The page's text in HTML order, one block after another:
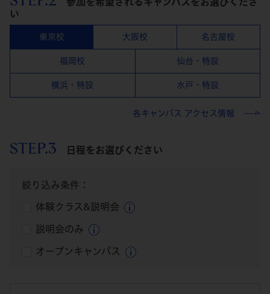
い
各キャンパス アクセス情報
東京校 大阪校 名古屋校
福岡校 仙台・特設
横浜・特設 水戸・特設
STEP.3 日程をお選びください
絞り込み条件：
体験クラス&説明会
説明会のみ
オープンキャンパス